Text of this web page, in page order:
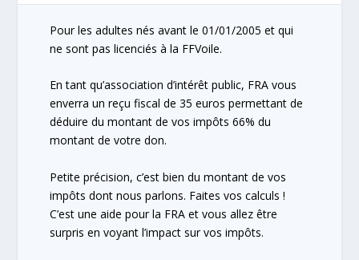
don
FRAPour les adultes nés avant le 01/01/2005 et qui
ne sont pas licenciés à la FFVoile.
En tant qu’association d’intérêt public, FRA vous
enverra un reçu fiscal de 35 euros permettant de
déduire du montant de vos impôts 66% du
montant de votre don.
Petite précision, c’est bien du montant de vos
impôts dont nous parlons. Faites vos calculs !
C’est une aide pour la FRA et vous allez être
surpris en voyant l’impact sur vos impôts.